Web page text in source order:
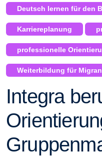
Deutsch lernen für den
Karriereplanung
professionelle
Weiterbildung für
Integra